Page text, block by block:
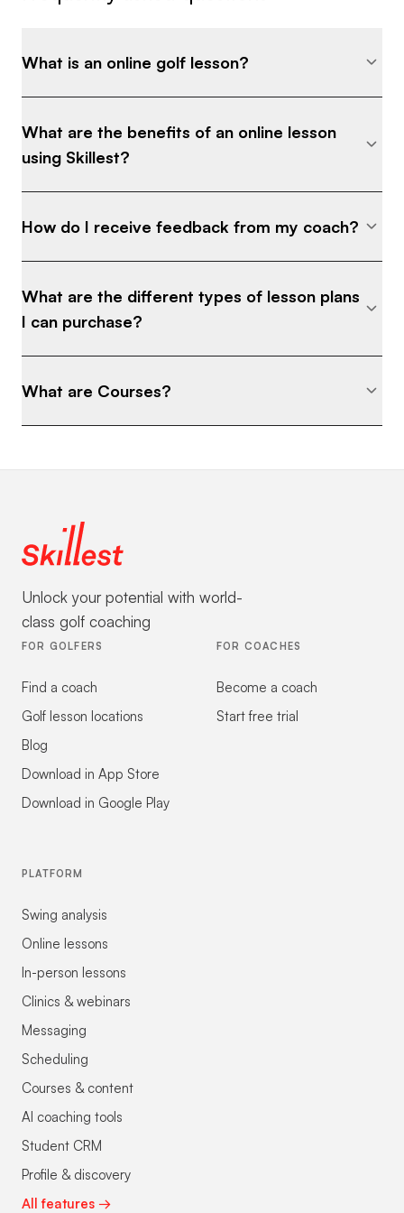
Zur Optimierung meiner Arbeit habe ich
Rundenanalyse-App FORE (früher bebrassie)
Als mein Aufgabenschwerpunkt noch größtenteils
Deutschland. Für das Golf Magazin gehöre ich seit
Jahren zu den besten Trainern Deutschlands.
Ich bin seit 2003 Mitglied im Vorstand der PGA of
Germany und seit 2021 dort Vizepräsident.
What is an online golf lesson?
What are the benefits of an online lesson
using Skillest?
How do I receive feedback from my coach?
What are the different types of lesson plans
I can purchase?
What are Courses?
Unlock your potential with world-
class golf coaching
FOR GOLFERS
Find a coach
Golf lesson locations
Blog
Download in App Store
Download in Google Play
FOR COACHES
Become a coach
Start free trial
PLATFORM
Swing analysis
Online lessons
In-person lessons
Clinics & webinars
Messaging
Scheduling
Courses & content
AI coaching tools
Student CRM
Profile & discovery
All features →